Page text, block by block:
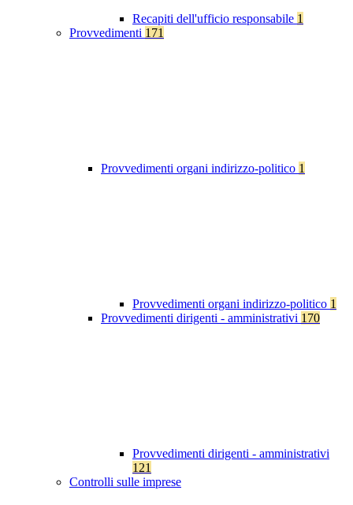
Recapiti dell'ufficio responsabile 1
Provvedimenti 171
Provvedimenti organi indirizzo-politico 1
Provvedimenti organi indirizzo-politico 1
Provvedimenti dirigenti - amministrativi 170
Provvedimenti dirigenti - amministrativi
121
Controlli sulle imprese